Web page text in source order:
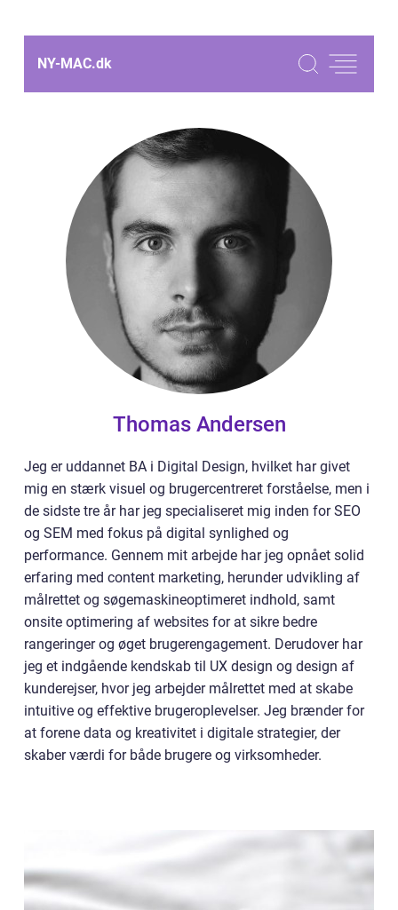
NY-MAC.dk
Thomas Andersen
Jeg er uddannet BA i Digital Design, hvilket har givet
mig en stærk visuel og brugercentreret forståelse, men i
de sidste tre år har jeg specialiseret mig inden for SEO
og SEM med fokus på digital synlighed og
performance. Gennem mit arbejde har jeg opnået solid
erfaring med content marketing, herunder udvikling af
målrettet og søgemaskineoptimeret indhold, samt
onsite optimering af websites for at sikre bedre
rangeringer og øget brugerengagement. Derudover har
jeg et indgående kendskab til UX design og design af
kunderejser, hvor jeg arbejder målrettet med at skabe
intuitive og effektive brugeroplevelser. Jeg brænder for
at forene data og kreativitet i digitale strategier, der
skaber værdi for både brugere og virksomheder.